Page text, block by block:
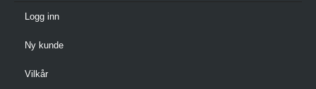
Logg inn
Ny kunde
Vilkår